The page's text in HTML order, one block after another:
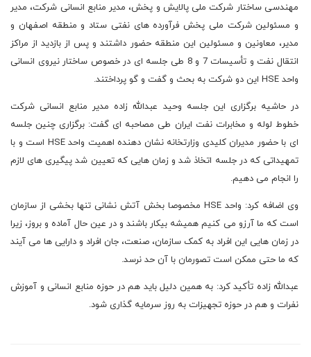
مهندسی ساختار شرکت ملی پالایش و پخش، مدیر منابع انسانی شرکت، مدیر
و مسئولین شرکت ملی پخش فرآورده های نفتی ستاد و منطقه اصفهان و
مدیر، معاونین و مسئولین این منطقه حضور داشتند و پس از بازدید از مراکز
انتقال نفت و تأسیسات 7 و 8 طی جلسه ای در خصوص ساختار نیروی انسانی
واحد HSE این دو شرکت به بحث و گفت و گو پرداختند.
در حاشیه برگزاری این جلسه وحید عبدالله زاده مدیر منابع انسانی شرکت
خطوط لوله و مخابرات نفت ایران طی مصاحبه ای گفت: برگزاری چنین جلسه
ای با حضور مدیران کلیدی وزارتخانه نشان دهنده اهمیت واحد HSE است و با
تمهیداتی که در جلسه اتخاذ شد و زمان هایی که تعیین شد پیگیری های لازم
را انجام می دهیم.
وی اضافه کرد: واحد HSE مخصوصا بخش آتش نشانی تنها بخشی از سازمان
است که ما آرزو می کنیم همیشه بیکار باشند و در عین حال آماده و بروز، زیرا
در زمان هایی این افراد به کمک سازمان، صنعت، جان افراد و دارایی ها می آیند
که ما حتی ممکن است تصورمان با آن حد نرسد.
عبدالله زاده تأکید کرد: به همین دلیل باید هم در حوزه منابع انسانی و آموزش
نفرات و هم در حوزه تجهیزات به روز سرمایه گذاری شود.